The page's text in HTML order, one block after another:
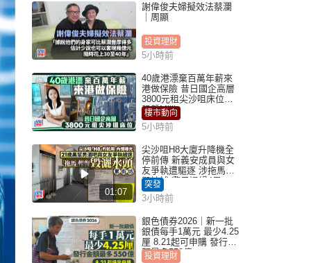
謝偉俊夫婦擬效法蔡瀾
｜周顯
投資理財
5小時前
40歲港漂棄百萬年薪來
港做保險 昔日國企高層
3800元租尖沙咀床位｜
租盤Million
樓市動向
5小時前
01:07
尖沙咀H8大廈升降機全
停前傳 新義安成員與女
友爭執遭驅逐 涉拖馬刑
毀被捕 警另通緝4男
突發
3小時前
銀色債券2026｜新一批
銀債每手1萬元 最少4.25
厘 8.21起可申購 發行金
額最多550億
投資理財